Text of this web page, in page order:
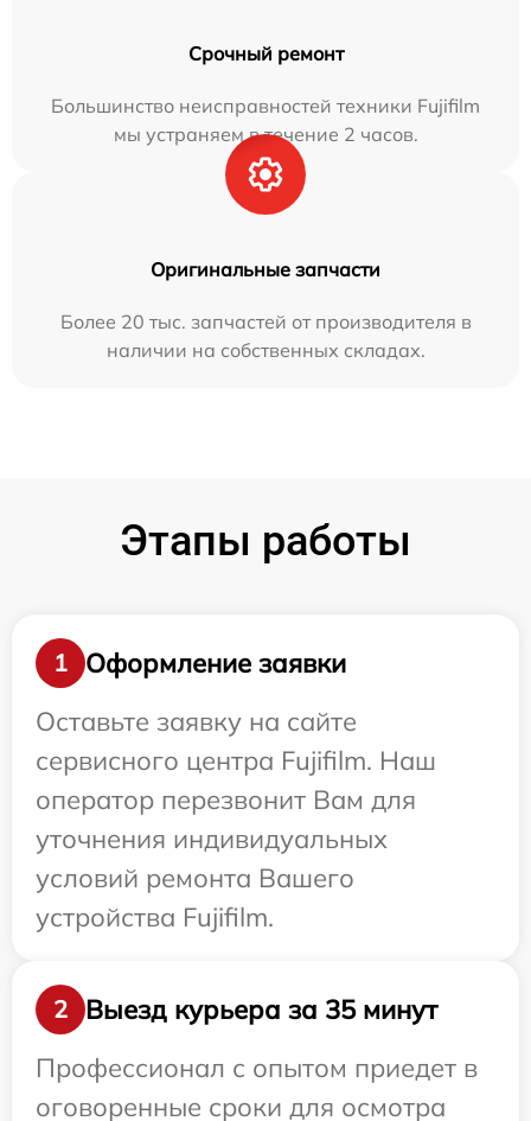
Срочный ремонт
Большинство неисправностей техники Fujifilm
мы устраняем в течение 2 часов.
Оригинальные запчасти
Более 20 тыс. запчастей от производителя в
наличии на собственных складах.
Этапы работы
1
Оформление заявки
Оставьте заявку на сайте
сервисного центра Fujifilm. Наш
оператор перезвонит Вам для
уточнения индивидуальных
условий ремонта Вашего
устройства Fujifilm.
2
Выезд курьера за 35 минут
Профессионал с опытом приедет в
оговоренные сроки для осмотра